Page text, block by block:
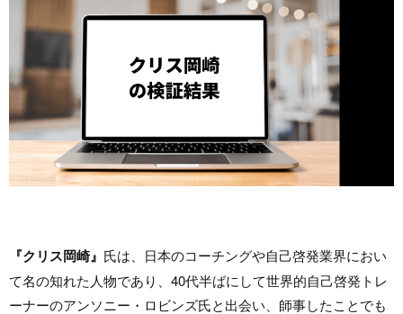
『クリス岡崎』 氏は、日本のコーチングや自己啓発業界におい
て名の知れた人物であり、40代半ばにして世界的自己啓発トレ
ーナーのアンソニー・ロビンズ氏と出会い、師事したことでも